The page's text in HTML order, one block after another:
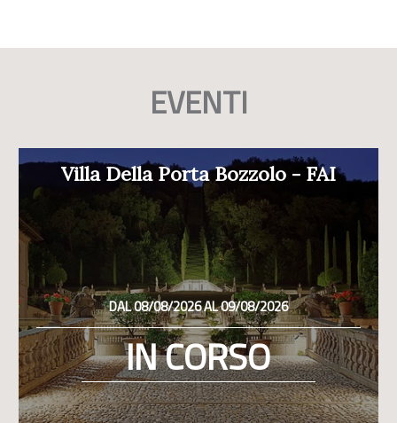
EVENTI
Villa Della Porta Bozzolo - FAI
DAL 08/08/2026 AL 09/08/2026
IN CORSO